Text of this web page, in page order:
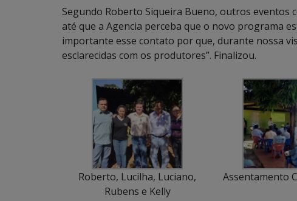
Segundo Roberto Siqueira Bueno, outros eventos
até que a Agencia perceba que o novo programa
importante esse contato por que, durante nossa
esclarecidas com os produtores”. Finalizou.
Roberto, Lucilha, Luciano,
Rubens e Kelly
Assentamento